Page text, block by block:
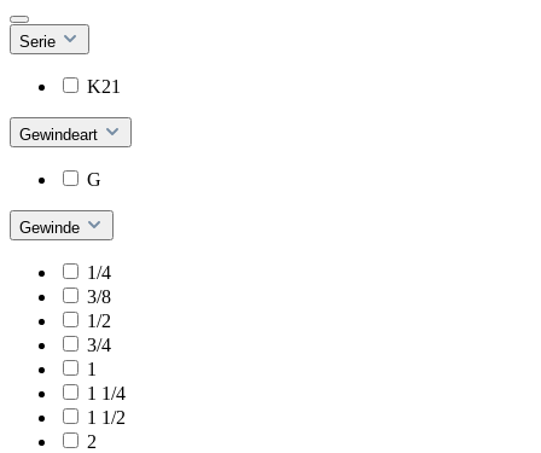
Serie
K21
Gewindeart
G
Gewinde
1/4
3/8
1/2
3/4
1
1 1/4
1 1/2
2